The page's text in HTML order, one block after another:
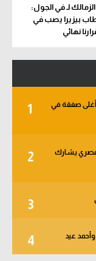
لـ في الجول:
بيزيرا يصب في
نهائي
1
أغلى صفقة في
2
الـ 32.. والثلاثي المصري يشارك
3
4 عيد